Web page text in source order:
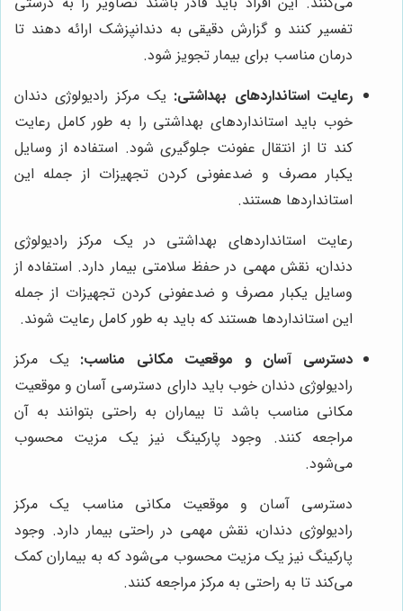
تفسیر کنند و گزارش دقیقی به دندانپزشک ارائه دهند تا
درمان مناسب برای بیمار تجویز شود.
رعایت استانداردهای بهداشتی: یک مرکز رادیولوژی دندان
خوب باید استانداردهای بهداشتی را به طور کامل رعایت
کند تا از انتقال عفونت جلوگیری شود. استفاده از وسایل
یکبار مصرف و ضدعفونی کردن تجهیزات از جمله این
استانداردها هستند.
رعایت استانداردهای بهداشتی در یک مرکز رادیولوژی
دندان، نقش مهمی در حفظ سلامتی بیمار دارد. استفاده از
وسایل یکبار مصرف و ضدعفونی کردن تجهیزات از جمله
این استانداردها هستند که باید به طور کامل رعایت شوند.
دسترسی آسان و موقعیت مکانی مناسب: یک مرکز
رادیولوژی دندان خوب باید دارای دسترسی آسان و موقعیت
مکانی مناسب باشد تا بیماران به راحتی بتوانند به آن
مراجعه کنند. وجود پارکینگ نیز یک مزیت محسوب
می‌شود.
دسترسی آسان و موقعیت مکانی مناسب یک مرکز
رادیولوژی دندان، نقش مهمی در راحتی بیمار دارد. وجود
پارکینگ نیز یک مزیت محسوب می‌شود که به بیماران کمک
می‌کند تا به راحتی به مرکز مراجعه کنند.